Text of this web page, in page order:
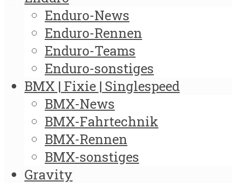
Enduro-News
Enduro-Rennen
Enduro-Teams
Enduro-sonstiges
BMX | Fixie | Singlespeed
BMX-News
BMX-Fahrtechnik
BMX-Rennen
BMX-sonstiges
Gravity